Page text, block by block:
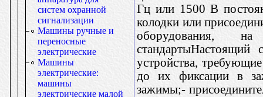
систем охранной
сигнализации
Машины ручные и
переносные
электрические
Машины
электрические:
машины
электрические малой
Гц или 1500 В
колодки или
оборудования, на
стандартыНастоящий
устройства,
до их фиксации в
зажимы;-